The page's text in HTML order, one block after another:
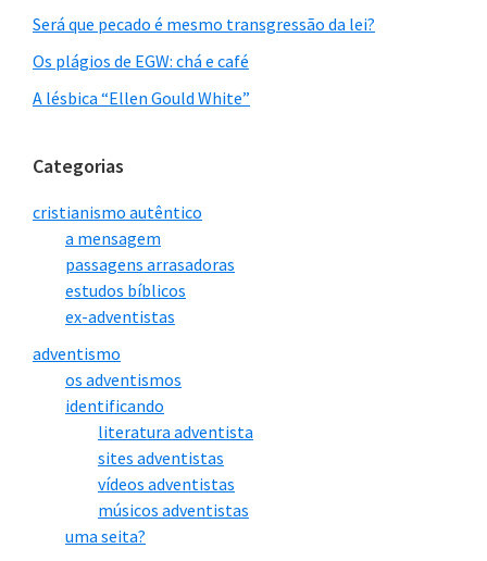
Será que pecado é mesmo transgressão da lei?
Os plágios de EGW: chá e café
A lésbica “Ellen Gould White”
Categorias
cristianismo autêntico
a mensagem
passagens arrasadoras
estudos bíblicos
ex-adventistas
adventismo
os adventismos
identificando
literatura adventista
sites adventistas
vídeos adventistas
músicos adventistas
uma seita?